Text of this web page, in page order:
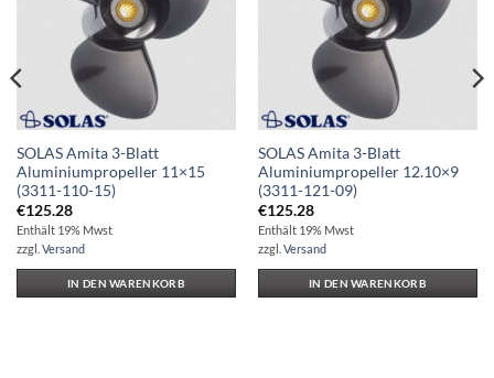
SOLAS Amita 3-Blatt
Aluminiumpropeller 11×15
(3311-110-15)
€125.28
Enthält 19% Mwst
zzgl. Versand
IN DEN WARENKORB
SOLAS Amita 3-Blatt
Aluminiumpropeller 12.10×9
(3311-121-09)
€125.28
Enthält 19% Mwst
zzgl. Versand
IN DEN WARENKORB